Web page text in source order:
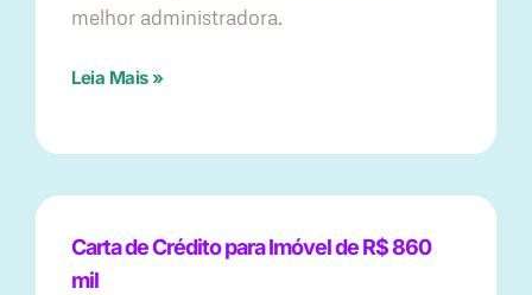
melhor administradora.
Leia Mais »
Carta de Crédito para Imóvel de R$ 860
mil